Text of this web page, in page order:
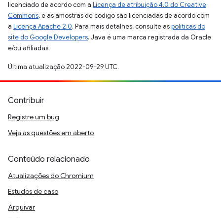
licenciado de acordo com a Licença de atribuição 4.0 do Creative
Commons, e as amostras de código são licenciadas de acordo com
a Licença Apache 2.0. Para mais detalhes, consulte aspolíticas do
site do Google Developers. Java é uma marca registrada da Oracle
e/ou afiliadas.
Última atualização 2022-09-29 UTC.
Contribuir
Registre um bug
Veja as questões em aberto
Conteúdo relacionado
Atualizações do Chromium
Estudos de caso
Arquivar